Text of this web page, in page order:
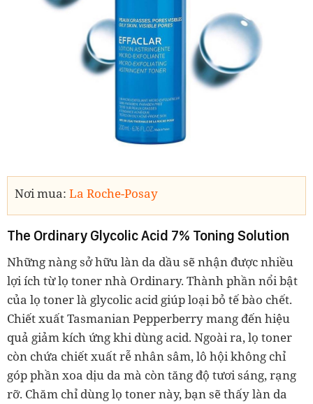
Nơi mua: La Roche-Posay
The Ordinary Glycolic Acid 7% Toning Solution
Những nàng sở hữu làn da dầu sẽ nhận được nhiều
lợi ích từ lọ toner nhà Ordinary. Thành phần nổi bật
của lọ toner là glycolic acid giúp loại bỏ tế bào chết.
Chiết xuất Tasmanian Pepperberry mang đến hiệu
quả giảm kích ứng khi dùng acid. Ngoài ra, lọ toner
còn chứa chiết xuất rễ nhân sâm, lô hội không chỉ
góp phần xoa dịu da mà còn tăng độ tươi sáng, rạng
rỡ. Chăm chỉ dùng lọ toner này, bạn sẽ thấy làn da